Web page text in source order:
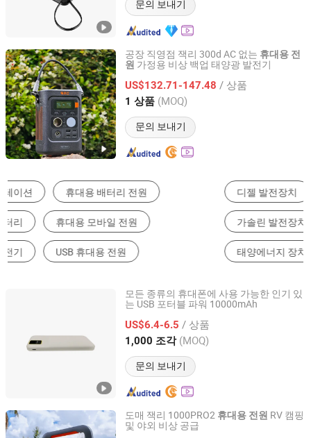
문의 보내기
공장 직영점 잭리 300d AC 없는 휴대용 전
원 가정용 비상 백업 태양광 발전기
US$132.71-147.48 / 상품
1 상품 (MOQ)
문의 보내기
Yunnan Youjiang Technology Co., Ltd.
Yunnan, China 이후 2026
디젤 발전장치 스크류 압축기
가솔린 발전장치 휴대용 발전소
태양에너지 장치 시스템
모든 종류의 휴대폰에 사용 가능한 인기 있
는 USB 포터블 파워 10000mAh
US$6.4-6.5 / 상품
1,000 조각 (MOQ)
문의 보내기
YUOKO ELECTRONICS CO., LIMITED
Guangdong, China 이후 2013
도매 잭리 1000PRO2 휴대용 전원 RV 캠핑
및 야외 비상 공급
Yunnan Youjiang Technology Co., Ltd.